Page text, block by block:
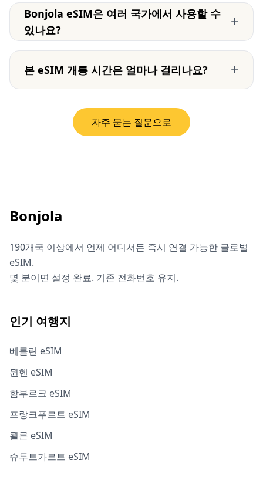
Bonjola eSIM은 여러 국가에서 사용할 수
있나요?
+
본 eSIM 개통 시간은 얼마나 걸리나요? +
자주 묻는 질문으로
Bonjola
190개국 이상에서 언제 어디서든 즉시 연결 가능한 글로벌
eSIM.
몇 분이면 설정 완료. 기존 전화번호 유지.
인기 여행지
베를린 eSIM
뮌헨 eSIM
함부르크 eSIM
프랑크푸르트 eSIM
쾰른 eSIM
슈투트가르트 eSIM